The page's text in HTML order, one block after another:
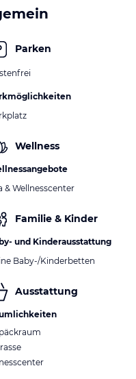
Parken
Wellness
& Wellnesscenter
Familie & Kinder
und Kinderausstattung
Baby-/Kinderbetten
Ausstattung